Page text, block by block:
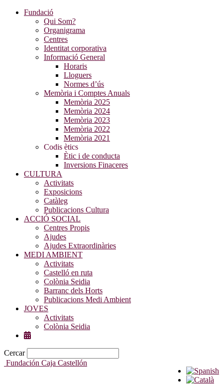
Fundació
Qui Som?
Organigrama
Centres
Identitat corporativa
Informació General
Horaris
Lloguers
Normes d’ús
Memòria i Comptes Anuals
Memòria 2025
Memòria 2024
Memòria 2023
Memòria 2022
Memòria 2021
Codis ètics
Ètic i de conducta
Inversions Finaceres
CULTURA
Activitats
Exposicions
Catàleg
Publicacions Cultura
ACCIÓ SOCIAL
Centres Propis
Ajudes
Ajudes Extraordinàries
MEDI AMBIENT
Activitats
Castelló en ruta
Colònia Seidia
Barranc dels Horts
Publicacions Medi Ambient
JOVES
Activitats
Colònia Seidia
Cercar
Fundación Caja Castellón